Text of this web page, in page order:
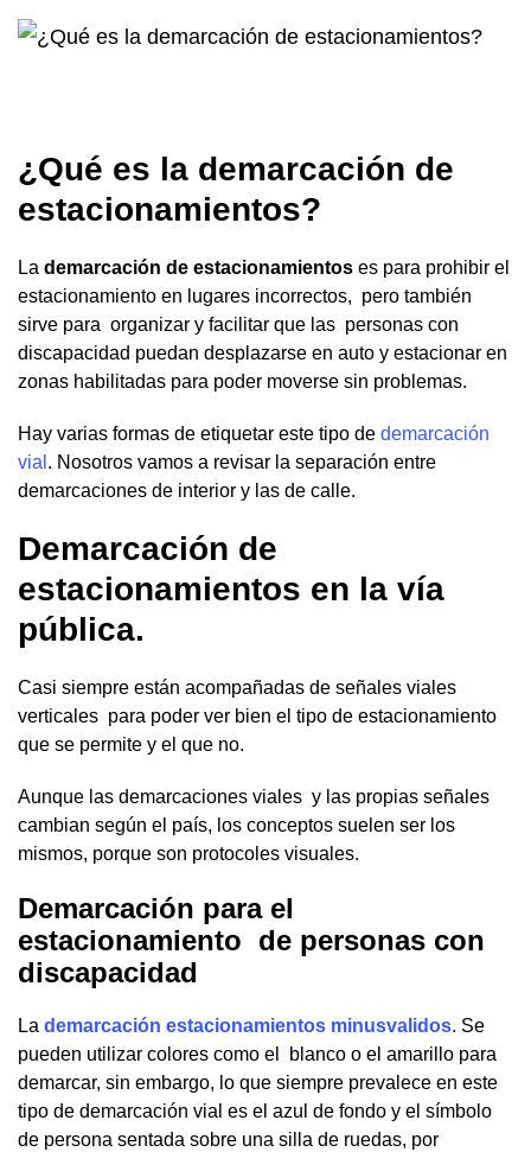
¿Qué es la demarcación de
estacionamientos?
La demarcación de estacionamientos es para prohibir el
estacionamiento en lugares incorrectos, pero también
sirve para organizar y facilitar que las personas con
discapacidad puedan desplazarse en auto y estacionar en
zonas habilitadas para poder moverse sin problemas.
Hay varias formas de etiquetar este tipo de demarcación
vial . Nosotros vamos a revisar la separación entre
demarcaciones de interior y las de calle.
Demarcación de
estacionamientos en la vía
pública.
Casi siempre están acompañadas de señales viales
verticales para poder ver bien el tipo de estacionamiento
que se permite y el que no.
Aunque las demarcaciones viales y las propias señales
cambian según el país, los conceptos suelen ser los
mismos, porque son protocoles visuales.
Demarcación para el
estacionamiento de personas con
discapacidad
La demarcación estacionamientos minusvalidos. Se
pueden utilizar colores como el blanco o el amarillo para
demarcar, sin embargo, lo que siempre prevalece en este
tipo de demarcación vial es el azul de fondo y el símbolo
de persona sentada sobre una silla de ruedas, por